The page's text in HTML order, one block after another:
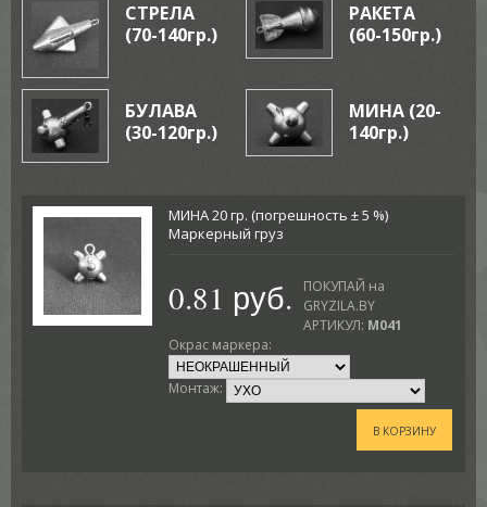
СТРЕЛА
(70-140гр.)
РАКЕТА
(60-150гр.)
БУЛАВА
(30-120гр.)
МИНА (20-
140гр.)
МИНА 20 гр. (погрешность ± 5 %)
Маркерный груз
0.81 руб.
ПОКУПАЙ на
GRYZILA.BY
АРТИКУЛ: M041
Окрас маркера:
Монтаж:
В КОРЗИНУ